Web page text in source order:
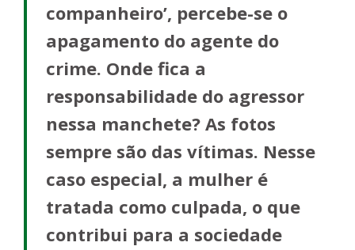
companheiro’, percebe-se o
apagamento do agente do
crime. Onde fica a
responsabilidade do agressor
nessa manchete? As fotos
sempre são das vítimas. Nesse
caso especial, a mulher é
tratada como culpada, o que
contribui para a sociedade